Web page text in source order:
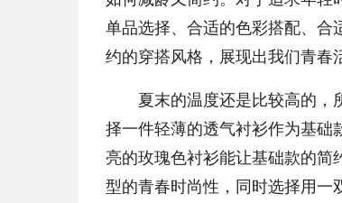
单品选择、合适的色彩搭配、
约的穿搭风格，展现出我们青春
夏末的温度还是比较高的，
择一件轻薄的透气衬衫作为基
亮的玫瑰色衬衫能让基础款的
型的青春时尚性，同时选择用